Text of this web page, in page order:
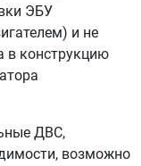
ЭБУ
и не
в конструкцию
ДВС,
возможно